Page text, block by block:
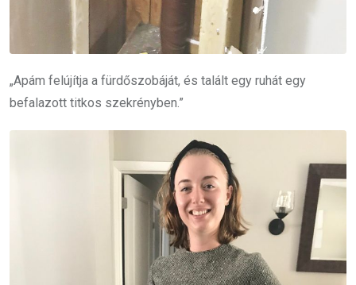
„Apám felújítja a fürdőszobáját, és talált egy ruhát egy
befalazott titkos szekrényben.”